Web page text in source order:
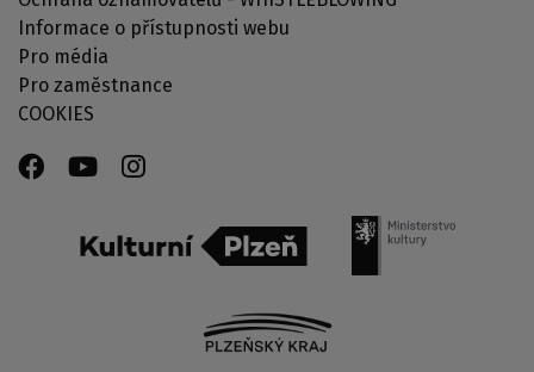
Informace o přístupnosti webu
Pro média
Pro zaměstnance
COOKIES